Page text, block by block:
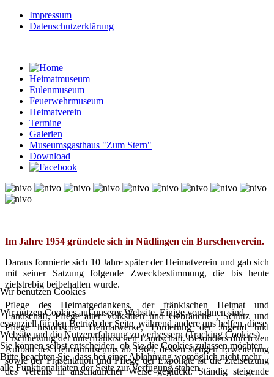
Impressum
Datenschutzerklärung
Heimatmuseum
Eulenmuseum
Feuerwehrmuseum
Heimatverein
Termine
Galerien
Museumsgasthaus "Zum Stern"
Download
Im Jahre 1954 gründete sich in Nüdlingen ein Burschenverein.
Daraus formierte sich 10 Jahre später der Heimatverein und gab sich
mit seiner Satzung folgende Zweckbestimmung, die bis heute
zielstrebig beibehalten wurde.
Pflege des Heimatgedankens, der fränkischen Heimat und
Landschaft, Pflege alter Volksitten und Gebräuche , Schutz und
Pflege historischer Heimatwerke, Förderung der Jugend und
Erschließung der unterfränkischen Landschaft. Besonders durch den
Aufbau des Heimatmuseums ab 1964, dessen stetigen Erweiterung
sowie der Präsentation und Pflege der Exponate ist die Zielsetzung
des Vereins in anschaulicher Weise geglückt. Ständig steigende
Wir benutzen Cookies
Wir nutzen Cookies auf unserer Website. Einige von ihnen sind
essenziell für den Betrieb der Seite, während andere uns helfen, diese
Website und die Nutzererfahrung zu verbessern (Tracking Cookies).
Sie können selbst entscheiden, ob Sie die Cookies zulassen möchten.
Bitte beachten Sie, dass bei einer Ablehnung womöglich nicht mehr
alle Funktionalitäten der Seite zur Verfügung stehen.